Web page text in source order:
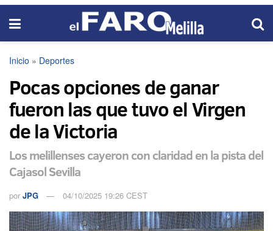
Inicio » Deportes
Pocas opciones de ganar
fueron las que tuvo el Virgen
de la Victoria
Los melillenses cayeron con claridad en la pista del
Cajasol Sevilla
por JPG 04/10/2025 19:26 CEST